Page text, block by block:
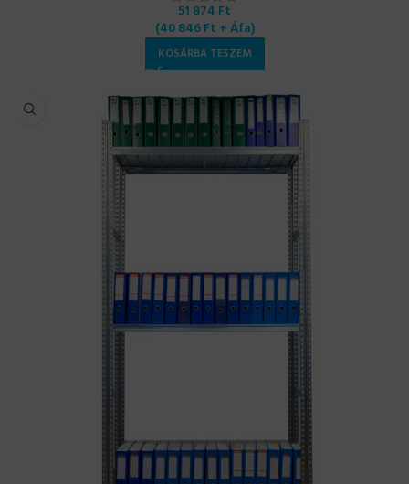
51 874 Ft
(40 846Ft + Áfa)
KOSÁRBA TESZEM